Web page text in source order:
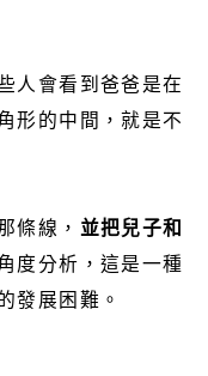
人會看到爸爸是在
形的中間，就是不
條線， 並把兒子和
度分析，這是一種
發展困難。